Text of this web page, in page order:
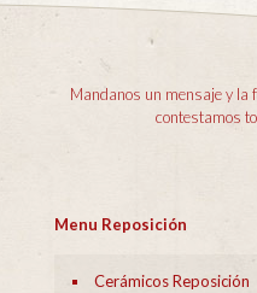
Mandanos un mensaje y la
contestamos
Menu Reposición
Cerámicos Reposición